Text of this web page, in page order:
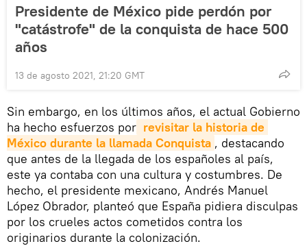
Presidente de México pide perdón por
"catástrofe" de la conquista de hace 500
años
13 de agosto 2021, 21:20 GMT
Sin embargo, en los últimos años, el actual Gobierno
ha hecho esfuerzos por revisitar la historia de
México durante la llamada Conquista , destacando
que antes de la llegada de los españoles al país,
este ya contaba con una cultura y costumbres. De
hecho, el presidente mexicano, Andrés Manuel
López Obrador, planteó que España pidiera disculpas
por los crueles actos cometidos contra los
originarios durante la colonización.